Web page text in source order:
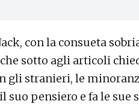
con la consueta
sotto agli articoli
gli stranieri, le
suo pensiero e fa le sue